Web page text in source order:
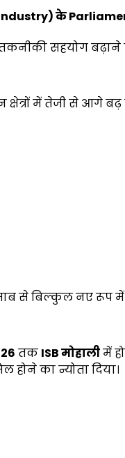
के
सहयोग बढ़ाने
क्षेत्रों में तेजी से आगे
से बिल्कुल नए रूप में
तक ISBमोहालीमें
होने का न्योता दिया।